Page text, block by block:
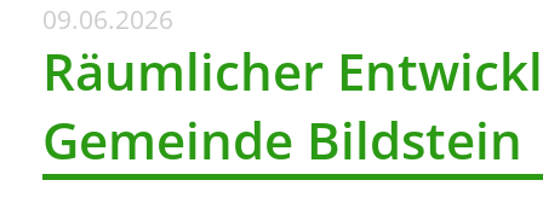
09.06.2026
Räumlicher
Gemeinde Bildstein